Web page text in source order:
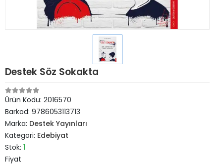
Destek Söz Sokakta
Ürün Kodu: 2016570
Barkod: 9786053113713
Marka: Destek Yayınları
Kategori: Edebiyat
Stok: 1
Fiyat